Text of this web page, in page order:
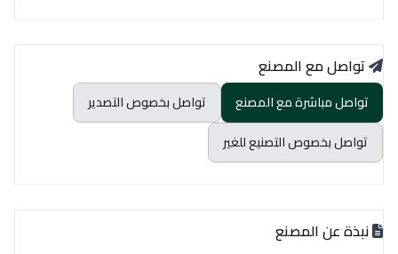
تواصل مع المصنع
تواصل مباشرة مع المصنع
تواصل بخصوص التصدير
تواصل بخصوص التصنيع للغير
نبذة عن المصنع